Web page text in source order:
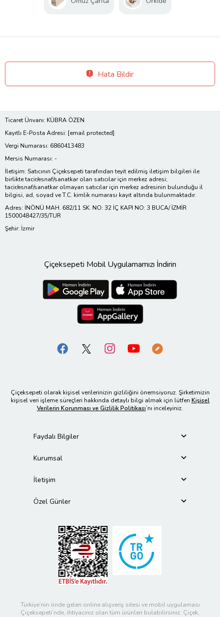
Hata Bildir
Ticaret Ünvanı: KÜBRA ÖZEN
Kayıtlı E-Posta Adresi: [email protected]
Vergi Numarası: 6860413483
Mersis Numarası: -
İletişim: Satıcının Çiçeksepeti tarafından teyit edilmiş iletişim bilgileri ile
birlikte tacir/esnaf/sanatkar olan satıcılar için merkez adresi;
tacir/esnaf/sanatkar olmayan satıcılar için merkez adresinin bulunduğu il
bilgisi, ad, soyad ve T.C. kimlik numarası kayıt altında bulunmaktadır.
Adres: İNÖNÜ MAH. 682/11 SK. NO: 32 İÇ KAPI NO: 3 BUCA/ İZMİR
1500048427/35/TUR
Şehir: İzmir
Çiçeksepeti Mobil Uygulamamızı İndirin
Çiçeksepeti olarak kişisel verilerinizin gizliliğini önemsiyoruz. Şirketimizin
kişisel veri işleme süreçleri hakkında detaylı bilgi almak için lütfen Kişisel
Verilerin Korunması ve Gizlilik Politikası’nı inceleyiniz.
Faydalı Bilgiler
Kurumsal
İletişim
Özel Günler
Türkiye’nin önde gelen online alışveriş sitesi ve mobil uygulaması
Çiçeksepeti’nde, ihtiyacınız olan tüm ürünleri bulabilirsiniz. Çiçek,